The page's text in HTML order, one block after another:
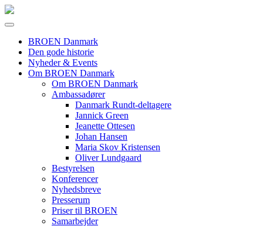
BROEN Danmark
Den gode historie
Nyheder & Events
Om BROEN Danmark
Om BROEN Danmark
Ambassadører
Danmark Rundt-deltagere
Jannick Green
Jeanette Ottesen
Johan Hansen
Maria Skov Kristensen
Oliver Lundgaard
Bestyrelsen
Konferencer
Nyhedsbreve
Presserum
Priser til BROEN
Samarbejder